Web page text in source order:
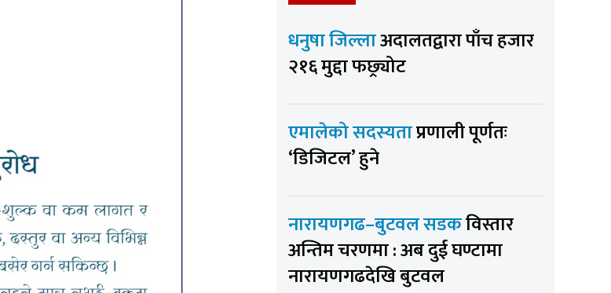
धनुषा जिल्लाअदालतद्वारा पाँच हजार
२१६ मुद्दा फछ्र्योट
एमालेको सदस्यताप्रणाली पूर्णतः
‘डिजिटल’ हुने
नारायणगढ–बुटवल सडकविस्तार
अन्तिम चरणमा : अब दुई घण्टामा
नारायणगढदेखि बुटवल